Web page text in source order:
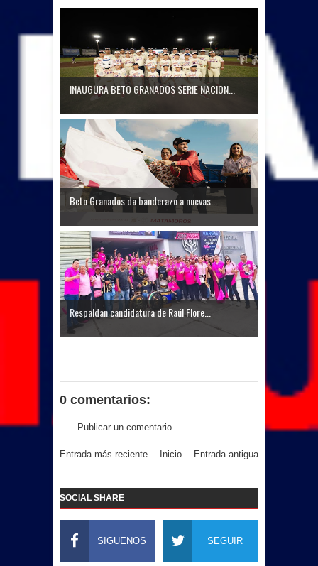
INAUGURA BETO GRANADOS SERIE NACION...
Beto Granados da banderazo a nuevas...
Respaldan candidatura de Raúl Flore...
0 comentarios:
Publicar un comentario
Entrada más reciente Entrada antigua
Inicio
SOCIAL SHARE
SIGUENOS SEGUIR